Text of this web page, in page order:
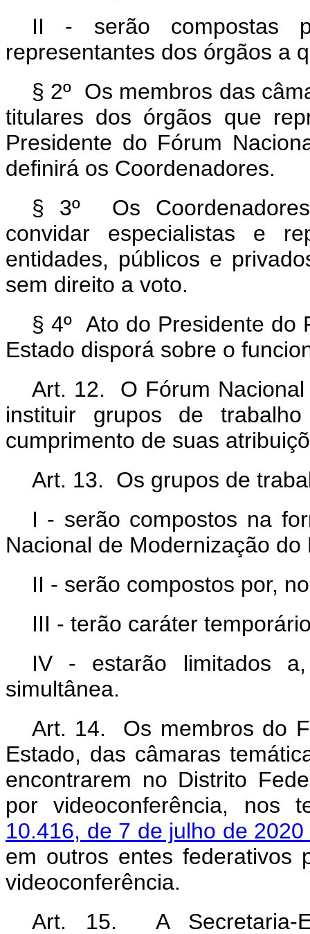
II - serão compostas
representantes dos órgãos a
§ 2º Os membros das
titulares dos órgãos que
Presidente do Fórum
definirá os Coordenadores.
§ 3º Os
convidar especialistas e
entidades, públicos e
sem direito a voto.
§ 4º Ato do Presidente do
Estado disporá sobre o
Art. 12. O Fórum
instituir grupos de
cumprimento de suas
Art. 13. Os grupos de
I - serão compostos na
Nacional de Modernização do
II - serão compostos por,
III - terão caráter
IV - estarão limitados
simultânea.
Art. 14. Os membros do
Estado, das câmaras
encontrarem no Distrito
por videoconferência,
10.416, de 7 de julho de 2020
em outros entes federativos
videoconferência.
Art. 15. A Secretaria-